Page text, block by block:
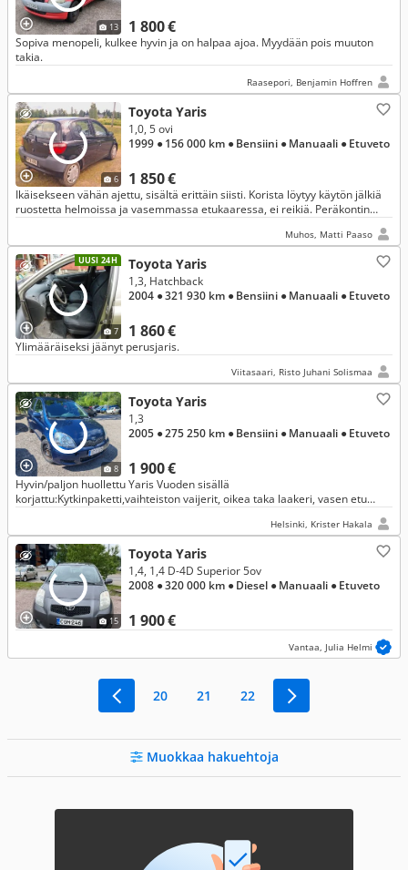
13 1 800 €
Sopiva menopeli, kulkee hyvin ja on halpaa ajoa. Myydään pois muuton
takia.
Raasepori, Benjamin Hoffren
6
Toyota Yaris
1 850 €
1,0, 5 ovi
1999 ● 156 000 km ● Bensiini ● Manuaali ● Etuveto
Ikäisekseen vähän ajettu, sisältä erittäin siisti. Korista löytyy käytön jälkiä
ruostetta helmoissa ja vasemmassa etukaaressa, ei reikiä. Peräkontin
Muhos, Matti Paaso
UUSI 24H
7
Toyota Yaris
1 860 €
1,3, Hatchback
2004 ● 321 930 km ● Bensiini ● Manuaali ● Etuveto
Ylimääräiseksi jäänyt perusjaris.
Viitasaari, Risto Juhani Solismaa
8
Toyota Yaris
1 900 €
1,3
2005 ● 275 250 km ● Bensiini ● Manuaali ● Etuveto
Hyvin/paljon huollettu Yaris Vuoden sisällä
korjattu:Kytkinpaketti,vaihteiston vaijerit, oikea taka laakeri, vasen etu
Helsinki, Krister Hakala
15
Toyota Yaris
1 900 €
1,4, 1,4 D-4D Superior 5ov
2008 ● 320 000 km ● Diesel ● Manuaali ● Etuveto
Vantaa, Julia Helmi
20 21 22
Muokkaa hakuehtoja